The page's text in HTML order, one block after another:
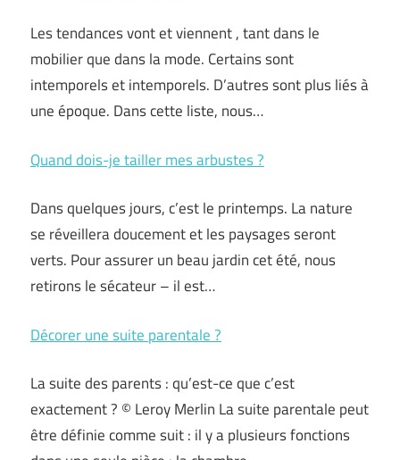
Les tendances vont et viennent , tant dans le
mobilier que dans la mode. Certains sont
intemporels et intemporels. D’autres sont plus liés à
une époque. Dans cette liste, nous…
Quand dois-je tailler mes arbustes ?
Dans quelques jours, c’est le printemps. La nature
se réveillera doucement et les paysages seront
verts. Pour assurer un beau jardin cet été, nous
retirons le sécateur – il est…
Décorer une suite parentale ?
La suite des parents : qu’est-ce que c’est
exactement ? © Leroy Merlin La suite parentale peut
être définie comme suit : il y a plusieurs fonctions